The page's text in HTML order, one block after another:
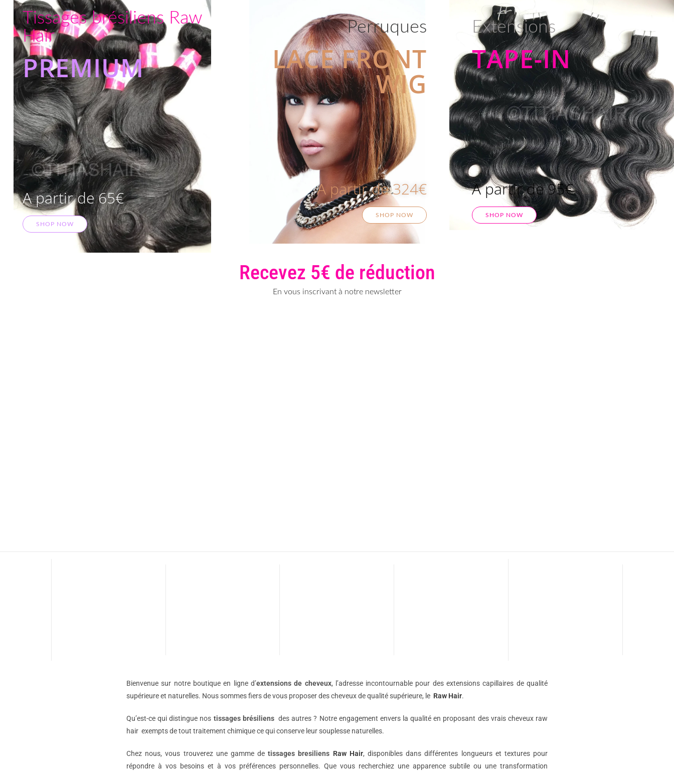
Tissages brésiliens Raw
Hair
PREMIUM
A partir de 65€
SHOP NOW
Perruques
LACE FRONT
WIG
A partir de 324€
SHOP NOW
Extensions
TAPE-IN
A partir de 95€
SHOP NOW
Recevez 5€ de réduction
En vous inscrivant à notre newsletter
Bienvenue sur notre boutique en ligne d’extensions de cheveux, l’adresse incontournable pour des extensions capillaires de qualité
supérieure et naturelles. Nous sommes fiers de vous proposer des cheveux de qualité supérieure, le Raw Hair.
Qu’est-ce qui distingue nos tissages brésiliensdes autres ? Notre engagement envers la qualité en proposant des vrais cheveux raw
hair exempts de tout traitement chimique ce qui conserve leur souplesse naturelles.
Chez nous, vous trouverez une gamme detissages bresiliens Raw Hair, disponibles dans différentes longueurs et textures pour
répondre à vos besoins et à vos préférences personnelles. Que vous recherchiez une apparence subtile ou une transformation